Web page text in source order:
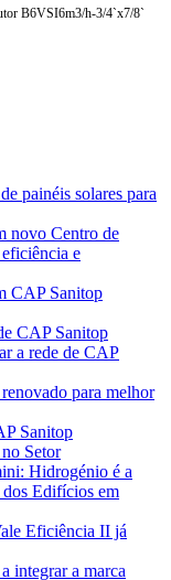
B6VSI6m3/h-3/4`x7/8`
painéis solares para
novo Centro de
e
CAP Sanitop
CAP Sanitop
a rede de CAP
para melhor
Sanitop
Setor
Hidrogénio é a
Edifícios em
Eficiência II já
integrar a marca